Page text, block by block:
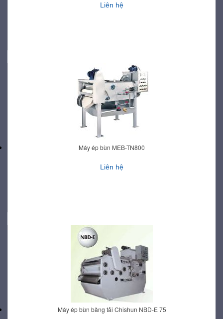
Liên hệ
Máy ép bùn MEB-TN800
Liên hệ
Máy ép bùn băng tải Chishun NBD-E 75